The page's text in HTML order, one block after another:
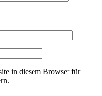
in diesem Browser für